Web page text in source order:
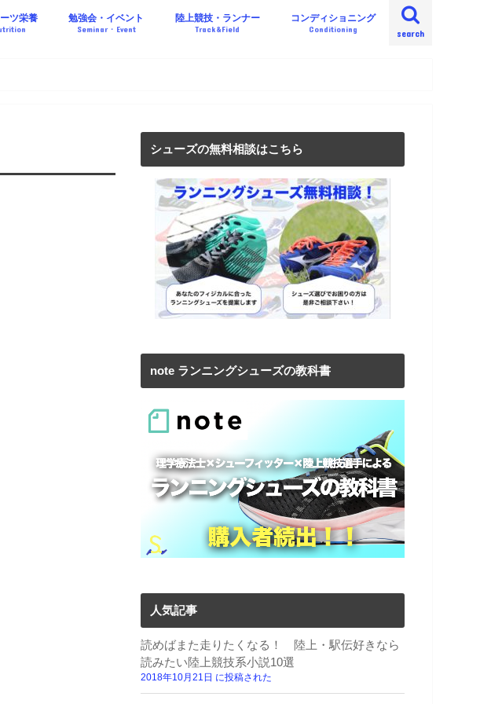
search
ツ栄養 勉強会・イベント
Seminar・Event
陸上競技・ランナー
Track&Field
コンディショニング
Conditioning
シューズの無料相談はこちら
note ランニングシューズの教科書
人気記事
読めばまた走りたくなる！ 陸上・駅伝好きなら
読みたい陸上競技系小説10選
2018年10月21日 に投稿された